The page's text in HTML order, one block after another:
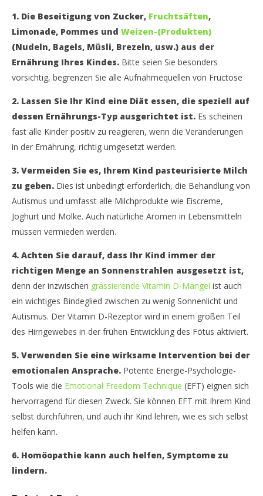
die Eltern
15.
Januar
Dr.
Mutschler
1. Die Beseitigung von Zucker, Fruchtsäften,
Limonade, Pommes und Weizen-(Produkten)
(Nudeln, Bagels, Müsli, Brezeln, usw.) aus der
Ernährung Ihres Kindes. Bitte seien Sie besonders
vorsichtig, begrenzen Sie alle Aufnahmequellen von Fructose
2. Lassen Sie Ihr Kind eine Diät essen, die speziell auf
dessen Ernährungs-Typ ausgerichtet ist. Es scheinen
fast alle Kinder positiv zu reagieren, wenn die Veränderungen
in der Ernährung, richtig umgesetzt werden.
3. Vermeiden Sie es, Ihrem Kind pasteurisierte Milch
zu geben. Dies ist unbedingt erforderlich, die Behandlung von
Autismus und umfasst alle Milchprodukte wie Eiscreme,
Joghurt und Molke. Auch natürliche Aromen in Lebensmitteln
müssen vermieden werden.
4. Achten Sie darauf, dass Ihr Kind immer der
richtigen Menge an Sonnenstrahlen ausgesetzt ist,
denn der inzwischen grassierende Vitamin D-Mangel ist auch
ein wichtiges Bindeglied zwischen zu wenig Sonnenlicht und
Autismus. Der Vitamin D-Rezeptor wird in einem großen Teil
des Hirngewebes in der frühen Entwicklung des Fötus aktiviert.
5. Verwenden Sie eine wirksame Intervention bei der
emotionalen Ansprache. Potente Energie-Psychologie-
Tools wie die Emotional Freedom Technique (EFT) eignen sich
hervorragend für diesen Zweck. Sie können EFT mit Ihrem Kind
selbst durchführen, und auch ihr Kind lehren, wie es sich selbst
helfen kann.
6. Homöopathie kann auch helfen, Symptome zu
lindern.